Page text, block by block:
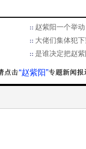
赵紫阳一个举
大佬们集体犯
是谁决定把赵
“赵紫阳”